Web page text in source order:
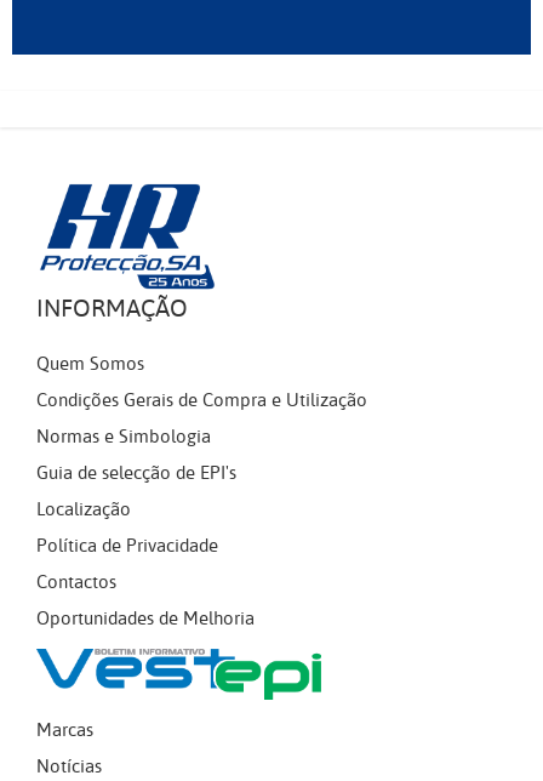
INFORMAÇÃO
Quem Somos
Condições Gerais de Compra e Utilização
Normas e Simbologia
Guia de selecção de EPI's
Localização
Política de Privacidade
Contactos
Oportunidades de Melhoria
Marcas
Notícias